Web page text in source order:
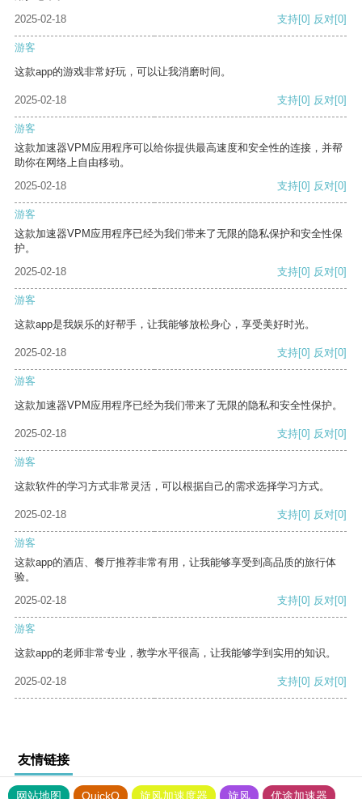
2025-02-18
支持[0] 反对[0]
游客
这款app的游戏非常好玩，可以让我消磨时间。
2025-02-18 支持[0] 反对[0]
游客
这款加速器VPM应用程序可以给你提供最高速度和安全性的连接，并帮
助你在网络上自由移动。
2025-02-18
支持[0] 反对[0]
游客
这款加速器VPM应用程序已经为我们带来了无限的隐私保护和安全性保
护。
2025-02-18
支持[0] 反对[0]
游客
这款app是我娱乐的好帮手，让我能够放松身心，享受美好时光。
2025-02-18 支持[0] 反对[0]
游客
这款加速器VPM应用程序已经为我们带来了无限的隐私和安全性保护。
2025-02-18 支持[0] 反对[0]
游客
这款软件的学习方式非常灵活，可以根据自己的需求选择学习方式。
2025-02-18 支持[0] 反对[0]
游客
这款app的酒店、餐厅推荐非常有用，让我能够享受到高品质的旅行体
验。
2025-02-18
支持[0] 反对[0]
游客
这款app的老师非常专业，教学水平很高，让我能够学到实用的知识。
2025-02-18 支持[0] 反对[0]
友情链接
网站地图 QuickQ 旋风加速度器 旋风 优途加速器